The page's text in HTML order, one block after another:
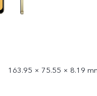
163.95 × 75.55 × 8.19